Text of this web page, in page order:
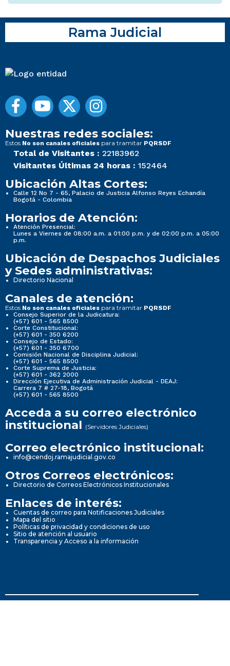
Rama Judicial
Nuestras redes sociales:
Estos No son canales oficiales para tramitar PQRSDF
Total de Visitantes : 22183962
Visitantes Últimas 24 horas : 152464
Ubicación Altas Cortes:
Calle 12 No 7 - 65, Palacio de Justicia Alfonso Reyes Echandía
Bogotá - Colombia
Horarios de Atención:
Atención Presencial:
Lunes a Viernes de 08:00 a.m. a 01:00 p.m. y de 02:00 p.m. a 05:00
p.m.
Ubicación de Despachos Judiciales
y Sedes administrativas:
Directorio Nacional
Canales de atención:
Estos No son canales oficiales para tramitar PQRSDF
Consejo Superior de la Judicatura:
(+57) 601 - 565 8500
Corte Constitucional:
(+57) 601 - 350 6200
Consejo de Estado:
(+57) 601 - 350 6700
Comisión Nacional de Disciplina Judicial:
(+57) 601 - 565 8500
Corte Suprema de Justicia:
(+57) 601 - 362 2000
Dirección Ejecutiva de Administración Judicial - DEAJ:
Carrera 7 # 27-18, Bogotá
(+57) 601 - 565 8500
Acceda a su correo electrónico
institucional (Servidores Judiciales)
Correo electrónico institucional:
info@cendoj.ramajudicial.gov.co
Otros Correos electrónicos:
Directorio de Correos Electrónicos Institucionales
Enlaces de interés:
Cuentas de correo para Notificaciones Judiciales
Mapa del sitio
Políticas de privacidad y condiciones de uso
Sitio de atención al usuario
Transparencia y Acceso a la información